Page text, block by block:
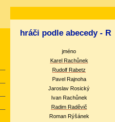
hráči podle abecedy - R
jméno
Karel Rachůnek
Rudolf Rabetz
Pavel Rajnoha
Jaroslav Rosický
Ivan Rachůnek
Radim Raděvič
Roman Rýšánek